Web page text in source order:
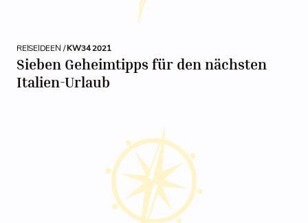
REISEIDEEN /KW34 2021
Sieben Geheimtipps für den nächsten
Italien-Urlaub